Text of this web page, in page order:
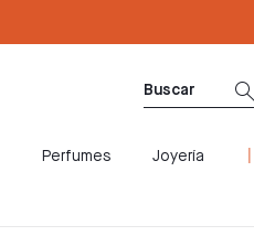
Perfumes Joyería